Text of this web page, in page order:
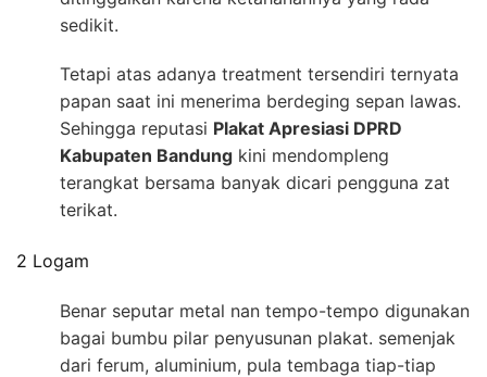
sedikit.
Tetapi atas adanya treatment tersendiri ternyata
papan saat ini menerima berdeging sepan lawas.
Sehingga reputasi Plakat Apresiasi DPRD
Kabupaten Bandung kini mendompleng
terangkat bersama banyak dicari pengguna zat
terikat.
2 Logam
Benar seputar metal nan tempo-tempo digunakan
bagai bumbu pilar penyusunan plakat. semenjak
dari ferum, aluminium, pula tembaga tiap-tiap